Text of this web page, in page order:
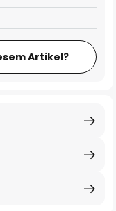
Artikel?